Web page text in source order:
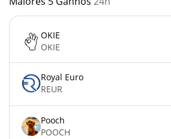
OKIE
OKIE
Royal Euro
REUR
Pooch
POOCH